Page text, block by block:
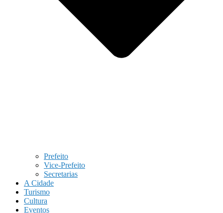
Prefeito
Vice-Prefeito
Secretarias
A Cidade
Turismo
Cultura
Eventos